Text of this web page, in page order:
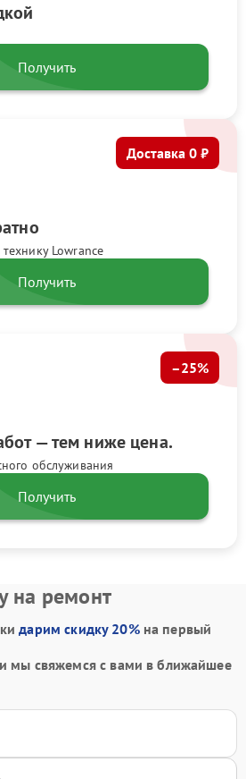
Получить
Lowrance
Доставка 0 ₽
Получить
— тем ниже цена.
обслуживания
–25%
Получить
на ремонт
дарим скидку 20%на первый
мы свяжемся с вами в ближайшее